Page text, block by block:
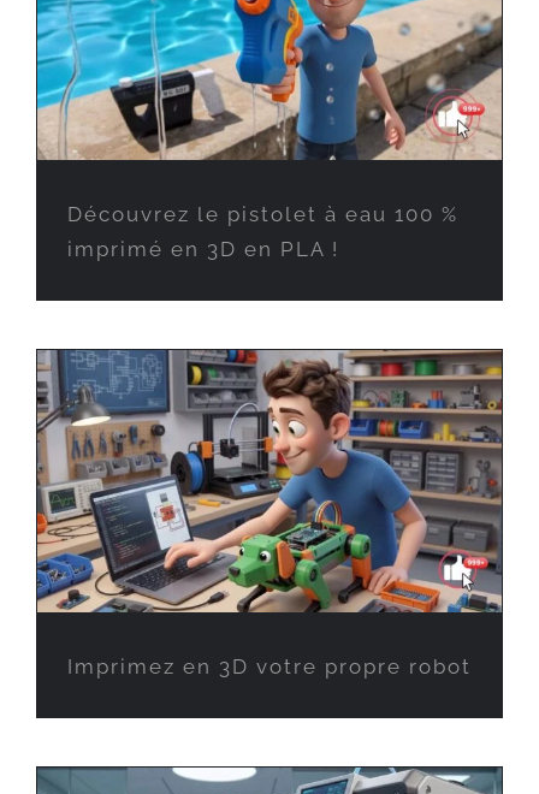
Découvrez le pistolet à eau 100 %
imprimé en 3D en PLA !
Imprimez en 3D votre propre robot